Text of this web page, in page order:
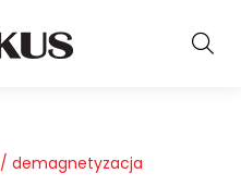
/ demagnetyzacja